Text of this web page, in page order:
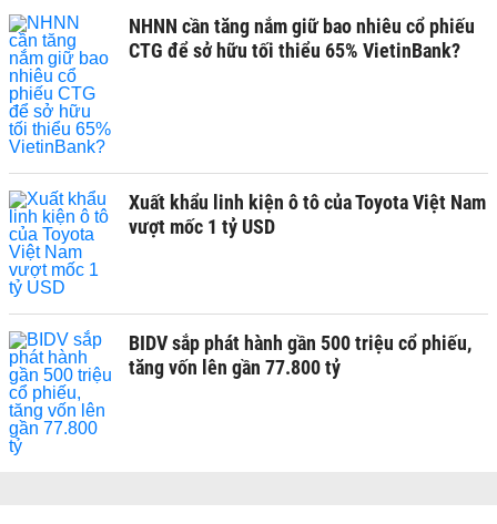
NHNN cần tăng nắm giữ bao nhiêu cổ phiếu
CTG để sở hữu tối thiểu 65% VietinBank?
Xuất khẩu linh kiện ô tô của Toyota Việt Nam
vượt mốc 1 tỷ USD
BIDV sắp phát hành gần 500 triệu cổ phiếu,
tăng vốn lên gần 77.800 tỷ